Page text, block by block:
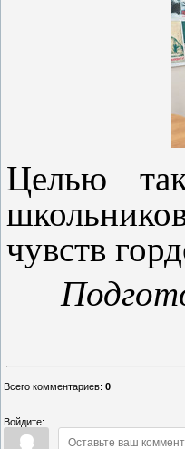
Целью
чувств
Всего комментариев: 0
Войдите: